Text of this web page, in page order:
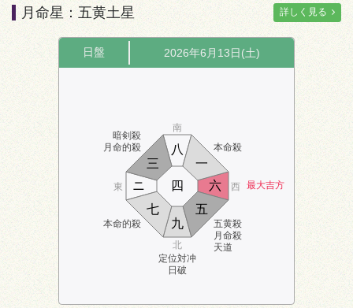
月命星：五黄土星 詳しく見る
日盤 2026年6月13日(土)
暗剣殺
月命的殺
本命殺
最大吉方
本命的殺
定位対冲
日破
五黄殺
月命殺
天道
南
北
東 西
九
一
ニ
三
四
五
六
七
八